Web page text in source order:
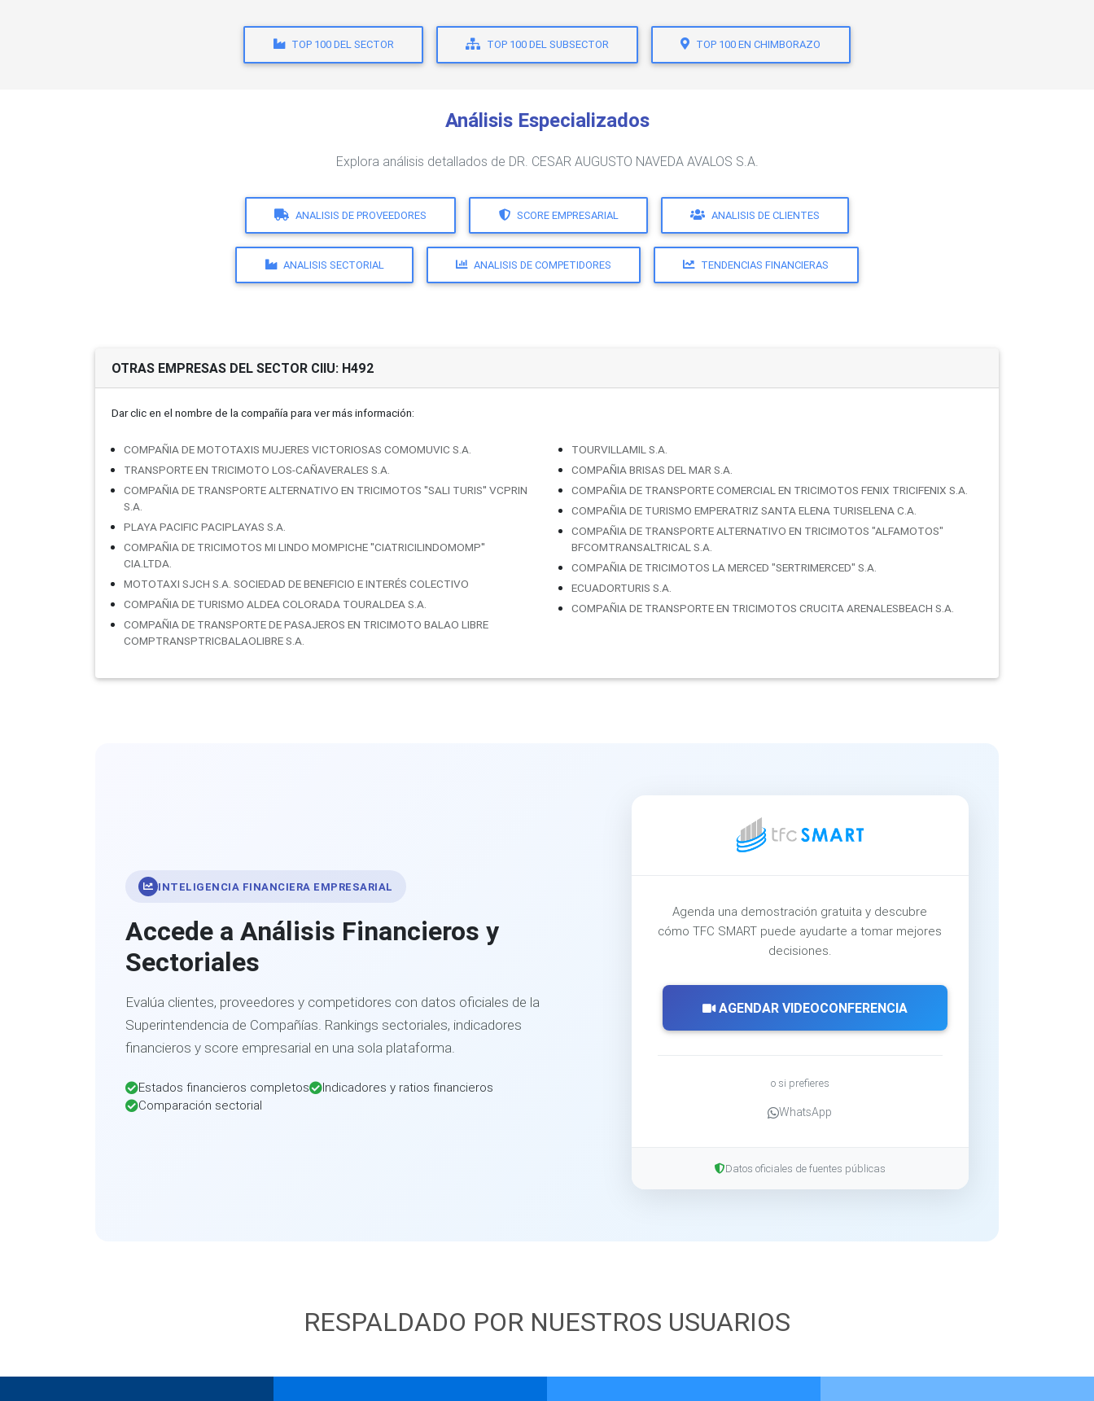
TOP 100 DEL SECTOR TOP 100 DEL SUBSECTOR TOP 100 EN CHIMBORAZO
Análisis Especializados
Explora análisis detallados de DR. CESAR AUGUSTO NAVEDA AVALOS S.A.
ANALISIS DE PROVEEDORES SCORE EMPRESARIAL ANALISIS DE CLIENTES
ANALISIS SECTORIAL ANALISIS DE COMPETIDORES TENDENCIAS FINANCIERAS
OTRAS EMPRESAS DEL SECTOR CIIU: H492
Dar clic en el nombre de la compañí­a para ver más información:
COMPAÑIA DE MOTOTAXIS MUJERES VICTORIOSAS COMOMUVIC S.A.
TRANSPORTE EN TRICIMOTO LOS-CAÑAVERALES S.A.
COMPAÑIA DE TRANSPORTE ALTERNATIVO EN TRICIMOTOS ''SALI TURIS'' VCPRIN
S.A.
PLAYA PACIFIC PACIPLAYAS S.A.
COMPAÑIA DE TRICIMOTOS MI LINDO MOMPICHE ''CIATRICILINDOMOMP''
CIA.LTDA.
MOTOTAXI SJCH S.A. SOCIEDAD DE BENEFICIO E INTERÉS COLECTIVO
COMPAÑIA DE TURISMO ALDEA COLORADA TOURALDEA S.A.
COMPAÑIA DE TRANSPORTE DE PASAJEROS EN TRICIMOTO BALAO LIBRE
COMPTRANSPTRICBALAOLIBRE S.A.
TOURVILLAMIL S.A.
COMPAÑIA BRISAS DEL MAR S.A.
COMPAÑIA DE TRANSPORTE COMERCIAL EN TRICIMOTOS FENIX TRICIFENIX S.A.
COMPAÑIA DE TURISMO EMPERATRIZ SANTA ELENA TURISELENA C.A.
COMPAÑIA DE TRANSPORTE ALTERNATIVO EN TRICIMOTOS "ALFAMOTOS"
BFCOMTRANSALTRICAL S.A.
COMPAÑIA DE TRICIMOTOS LA MERCED "SERTRIMERCED" S.A.
ECUADORTURIS S.A.
COMPAÑIA DE TRANSPORTE EN TRICIMOTOS CRUCITA ARENALESBEACH S.A.
INTELIGENCIA FINANCIERA EMPRESARIAL
Accede a Análisis Financieros y
Sectoriales
Evalúa clientes, proveedores y competidores con datos oficiales de la
Superintendencia de Compañías. Rankings sectoriales, indicadores
financieros y score empresarial en una sola plataforma.
Estados financieros completos
Indicadores y ratios financieros
Comparación sectorial
Agenda una demostración gratuita y descubre
cómo TFC SMART puede ayudarte a tomar mejores
decisiones.
AGENDAR VIDEOCONFERENCIA
o si prefieres
WhatsApp
Datos oficiales de fuentes públicas
RESPALDADO POR NUESTROS USUARIOS